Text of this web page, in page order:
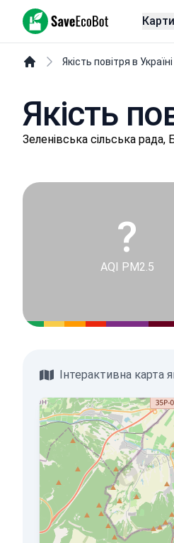
SaveEcoBot Карти
Якість повітря в Україні
Якість
Зеленівська сільська
?
AQI PM2.5
Інтерактивна карта